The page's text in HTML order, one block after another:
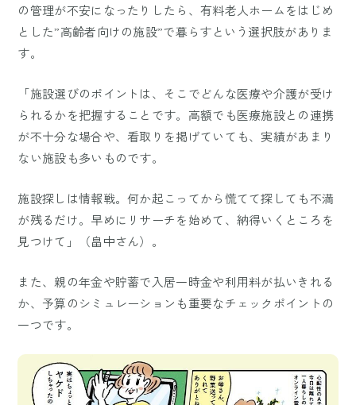
の管理が不安になったりしたら、有料老人ホームをはじめ
とした”高齢者向けの施設”で暮らすという選択肢がありま
す。
「施設選びのポイントは、そこでどんな医療や介護が受け
られるかを把握することです。高額でも医療施設との連携
が不十分な場合や、看取りを掲げていても、実績があまり
ない施設も多いものです。
施設探しは情報戦。何か起こってから慌てて探しても不満
が残るだけ。早めにリサーチを始めて、納得いくところを
見つけて」（畠中さん）。
また、親の年金や貯蓄で入居一時金や利用料が払いきれる
か、予算のシミュレーションも重要なチェックポイントの
一つです。